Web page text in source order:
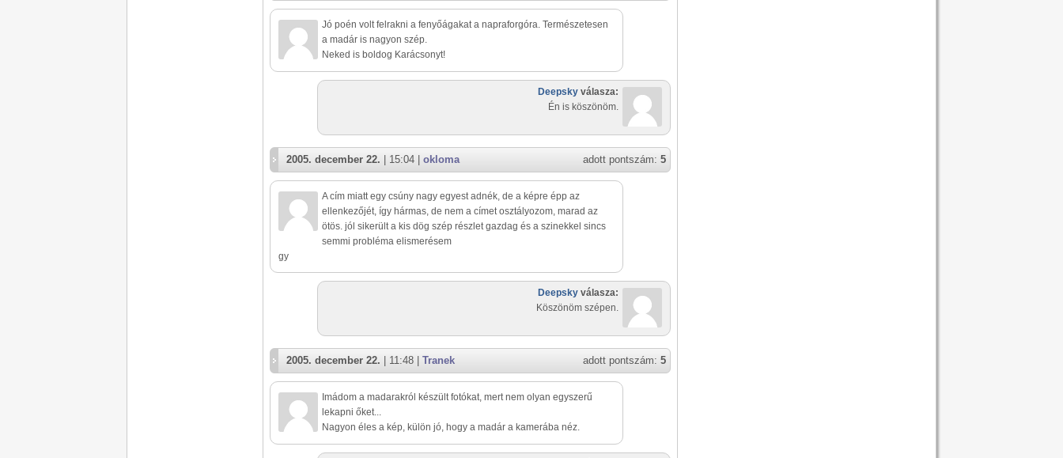
Jó poén volt felrakni a fenyőágakat a napraforgóra. Természetesen
a madár is nagyon szép.
Neked is boldog Karácsonyt!
Deepsky válasza:
Én is köszönöm.
adott pontszám: 5
2005. december 22. | 15:04 | okloma
A cím miatt egy csúny nagy egyest adnék, de a képre épp az
ellenkezőjét, így hármas, de nem a címet osztályozom, marad az
ötös. jól sikerült a kis dög szép részlet gazdag és a szinekkel sincs
semmi probléma elismerésem
gy
Deepsky válasza:
Köszönöm szépen.
adott pontszám: 5
2005. december 22. | 11:48 | Tranek
Imádom a madarakról készült fotókat, mert nem olyan egyszerű
lekapni őket...
Nagyon éles a kép, külön jó, hogy a madár a kamerába néz.